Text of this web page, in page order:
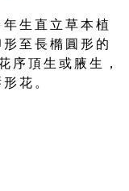
生直立草本植
至長橢圓形的
序頂生或腋生，
花。